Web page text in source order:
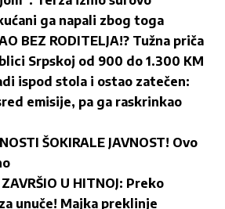
ga napali zbog toga
BEZ RODITELJA!? Tužna priča
Srpskoj od 900 do 1.300 KM
ispod stola i ostao zatečen:
emisije, pa ga raskrinkao
ŠOKIRALE JAVNOST! Ovo
U HITNOJ: Preko
unuče! Majka preklinje